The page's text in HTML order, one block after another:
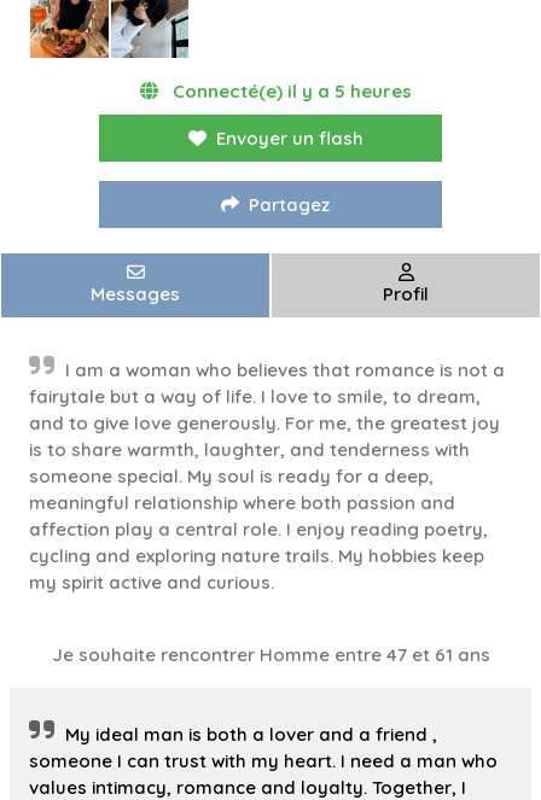
Connecté(e) il y a 5 heures
Envoyer un flash
Partagez
Messages Profil
I am a woman who believes that romance is not a
fairytale but a way of life. I love to smile, to dream,
and to give love generously. For me, the greatest joy
is to share warmth, laughter, and tenderness with
someone special. My soul is ready for a deep,
meaningful relationship where both passion and
affection play a central role. I enjoy reading poetry,
cycling and exploring nature trails. My hobbies keep
my spirit active and curious.
Je souhaite rencontrer Homme entre 47 et 61 ans
My ideal man is both a lover and a friend ,
someone I can trust with my heart. I need a man who
values intimacy, romance and loyalty. Together, I